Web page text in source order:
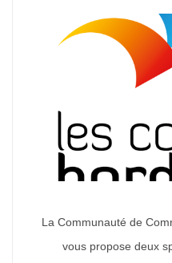
La Communauté de
vous propose deux